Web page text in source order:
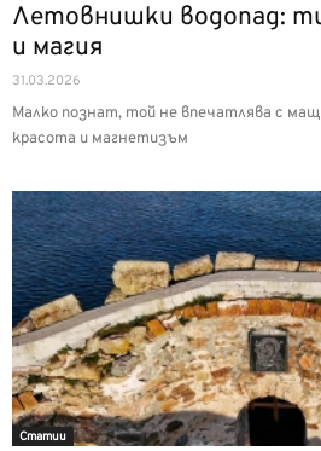
Летовнишки водопад:
и магия
31.03.2026
Малко познат, той не впечатлява с
красота и магнетизъм
Статии